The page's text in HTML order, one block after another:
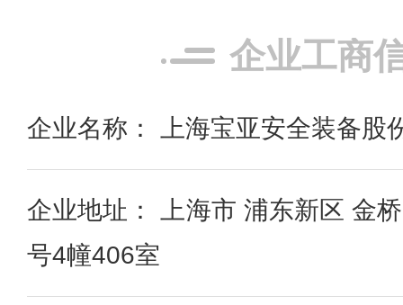
企业工商
企业名称： 上海宝亚安全装备股
企业地址： 上海市 浦东新区 金
号4幢406室